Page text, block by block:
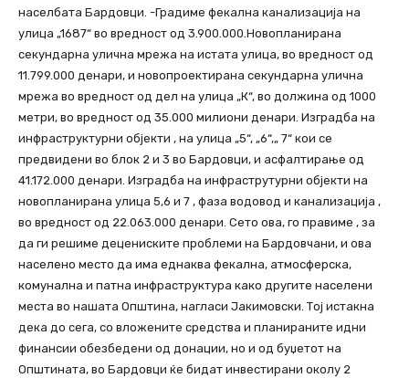
населбата Бардовци. -Градиме фекална канализација на
улица „1687“ во вредност од 3.900.000.Новопланирана
секундарна улична мрежа на истата улица, во вредност од
11.799.000 денари, и новопроектирана секундарна улична
мрежа во вредност од дел на улица „К“, во должина од 1000
метри, во вредност од 35.000 милиони денари. Изградба на
инфраструктурни објекти , на улица „5“, „6“,„ 7“ кои се
предвидени во блок 2 и 3 во Бардовци, и асфалтирање од
41.172.000 денари. Изградба на инфраструтурни објекти на
новопланирана улица 5,6 и 7 , фаза водовод и канализација ,
во вредност од 22.063.000 денари. Сето ова, го правиме , за
да ги решиме децениските проблеми на Бардовчани, и ова
населено место да има еднаква фекална, атмосферска,
комунална и патна инфраструктура како другите населени
места во нашата Општина, нагласи Јакимовски. Тој истакна
дека до сега, со вложените средства и планираните идни
финансии обезбедени од донации, но и од буџетот на
Општината, во Бардовци ќе бидат инвестирани околу 2